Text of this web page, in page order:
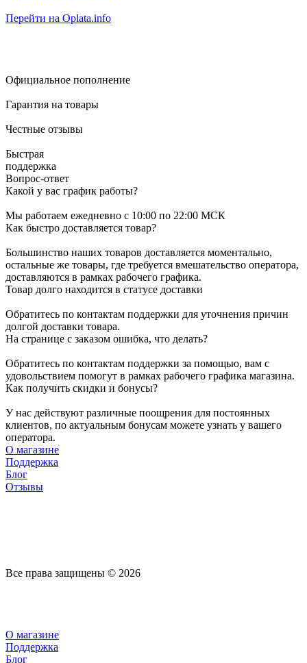
Перейти на Oplata.info
Официальное пополнение
Гарантия на товары
Честные отзывы
Быстрая
поддержка
Вопрос-ответ
Какой у вас график работы?
Мы работаем ежедневно с 10:00 по 22:00 МСК
Как быстро доставляется товар?
Большинство наших товаров доставляется моментально,
остальные же товары, где требуется вмешательство оператора,
доставляются в рамках рабочего графика.
Товар долго находится в статусе доставки
Обратитесь по контактам поддержки для уточнения причин
долгой доставки товара.
На странице с заказом ошибка, что делать?
Обратитесь по контактам поддержки за помощью, вам с
удовольствием помогут в рамках рабочего графика магазина.
Как получить скидки и бонусы?
У нас действуют различные поощрения для постоянных
клиентов, по актуальным бонусам можете узнать у вашего
оператора.
О магазине
Поддержка
Блог
Отзывы
Все права защищены © 2026
О магазине
Поддержка
Блог